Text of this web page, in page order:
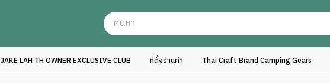
JAKE LAH TH OWNER EXCLUSIVE CLUB ที่ตั้งร้านค้า Thai Craft Brand Camping Gears